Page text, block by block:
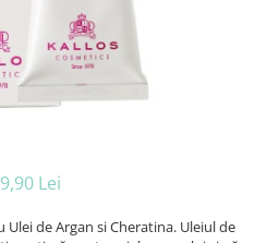
Lei
Ulei de Argan si Cheratina. Uleiul de